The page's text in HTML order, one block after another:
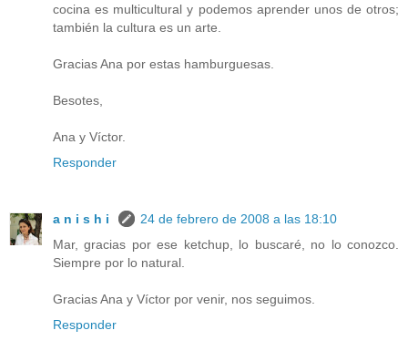
cocina es multicultural y podemos aprender unos de otros;
también la cultura es un arte.
Gracias Ana por estas hamburguesas.
Besotes,
Ana y Víctor.
Responder
a n i s h i
24 de febrero de 2008 a las 18:10
Mar, gracias por ese ketchup, lo buscaré, no lo conozco.
Siempre por lo natural.
Gracias Ana y Víctor por venir, nos seguimos.
Responder